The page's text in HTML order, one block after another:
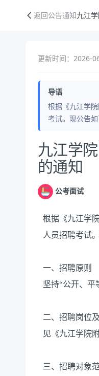
返回公告通知九江
更新时间：2026-
导语
根据《九江学
考试。现公告
公告正文
九江学
的通知
公考面试
根据《九江学
人员招聘考试
一、招聘原则
坚持“公开、平
二、招聘岗位
见《九江学院
三、招聘对象